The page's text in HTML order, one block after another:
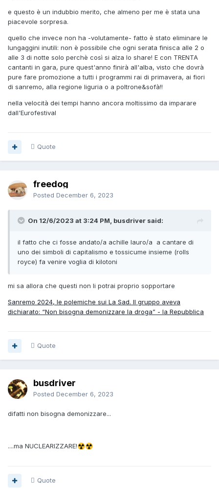
e questo è un indubbio merito, che almeno per me è stata una
piacevole sorpresa.
quello che invece non ha -volutamente- fatto è stato eliminare le
lungaggini inutili: non è possibile che ogni serata finisca alle 2 o
alle 3 di notte solo perchè così si alza lo share! E con TRENTA
cantanti in gara, pure quest'anno finirà all'alba, visto che dovrà
pure fare promozione a tutti i programmi rai di primavera, ai fiori
di sanremo, alla regione liguria o a poltrone&sofà!!
nella velocità dei tempi hanno ancora moltissimo da imparare
dall'Eurofestival
Quote
freedog
Posted December 6, 2023
On 12/6/2023 at 3:24 PM, busdriver said:
il fatto che ci fosse andato/a achille lauro/a a cantare di
uno dei simboli di capitalismo e tossicume insieme (rolls
royce) fa venire voglia di kilotoni
mi sa allora che questi non li potrai proprio sopportare
Sanremo 2024, le polemiche sui La Sad. Il gruppo aveva
dichiarato: “Non bisogna demonizzare la droga” - la Repubblica
Quote
busdriver
Posted December 6, 2023
difatti non bisogna demonizzare...
....ma NUCLEARIZZARE!☢️☢️
Quote